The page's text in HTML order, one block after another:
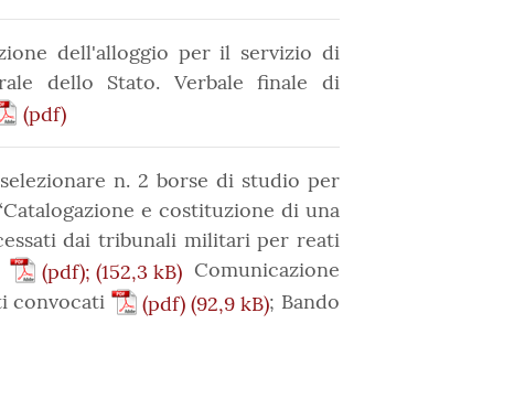
dell'alloggio per il servizio di
dello Stato. Verbale finale di
(pdf)
n. 2 borse di studio per
e costituzione di una
dai tribunali militari per reati
(pdf);
Comunicazione
convocati (pdf)
; Bando